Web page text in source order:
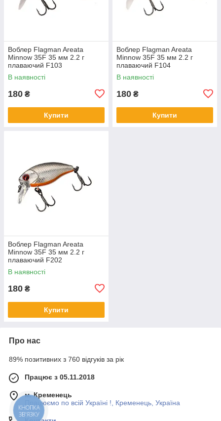
Воблер Flagman Areata
Minnow 35F 35 мм 2.2 г
плаваючий F103
В наявності
180 ₴
Купити
Воблер Flagman Areata
Minnow 35F 35 мм 2.2 г
плаваючий F104
В наявності
180 ₴
Купити
Воблер Flagman Areata
Minnow 35F 35 мм 2.2 г
плаваючий F202
В наявності
180 ₴
Купити
Про нас
89% позитивних з 760 відгуків за рік
Працює з 05.11.2018
м. Кременець
Працюємо по всій Україні !, Кременець, Україна
КНОПКА
ЗВ'ЯЗКУ